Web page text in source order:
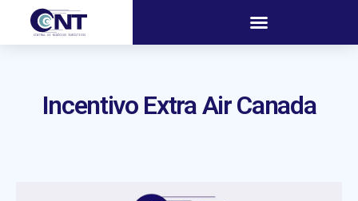
Incentivo Extra Air Canada